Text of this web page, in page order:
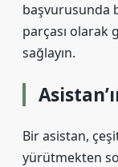
başvurusunda
parçası olarak
sağlayın.
Bir asistan,
yürütmekten